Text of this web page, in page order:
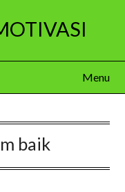
Menu
baik